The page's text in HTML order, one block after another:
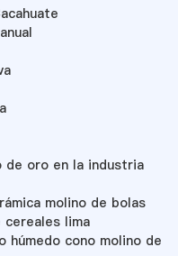
de oro en la industria
molino de bolas
lima
húmedo cono molino de